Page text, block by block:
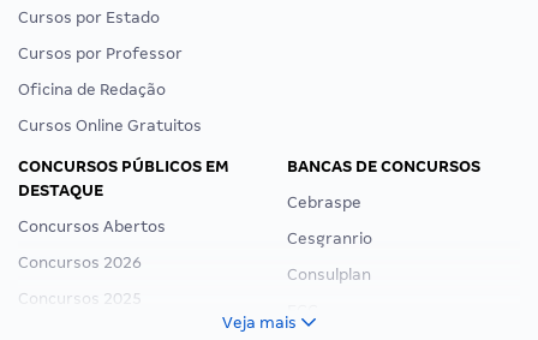
Cursos por Estado
Cursos por Professor
Oficina de Redação
Cursos Online Gratuitos
CONCURSOS PÚBLICOS EM
DESTAQUE
Concursos Abertos
Concursos 2026
Concursos 2025
BANCAS DE CONCURSOS
Cebraspe
Cesgranrio
Consulplan
Veja mais